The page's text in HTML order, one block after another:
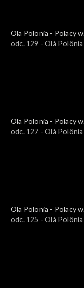
Ola Polonia - Polacy w
Brazylii i Ameryce
odc. 129 - Olá Polônia
Ola Polonia - Polacy w
Brazylii i Ameryce
odc. 127 - Olá Polônia
Ola Polonia - Polacy w
Brazylii i Ameryce
odc. 125 - Olá Polônia